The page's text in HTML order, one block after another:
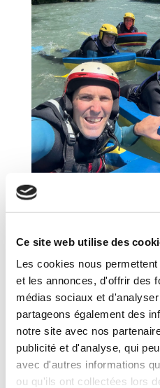
Ce site web utilise des
Les cookies nous
et les annonces, d'offrir des
médias sociaux et
partageons également des
notre site avec nos
publicité et d'analyse, qui
avec d'autres informations
ou qu'ils ont collectées lors